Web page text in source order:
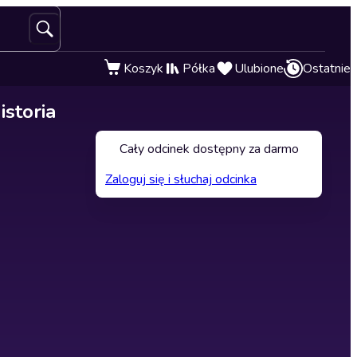
Koszyk Półka Ulubione Ostatnie
Cały odcinek dostępny za darmo
Zaloguj się i słuchaj odcinka